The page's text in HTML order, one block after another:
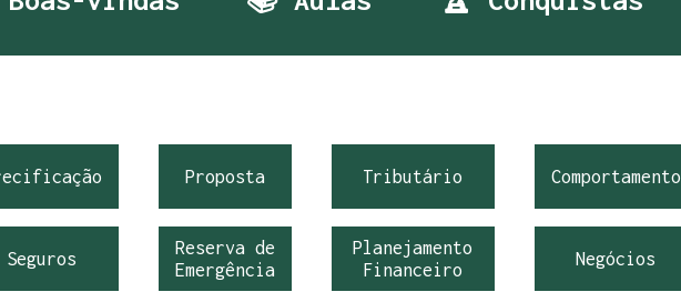
Proposta Tributário Comportamento
Seguros
Reserva de
Emergência
Planejamento
Financeiro
Negócios